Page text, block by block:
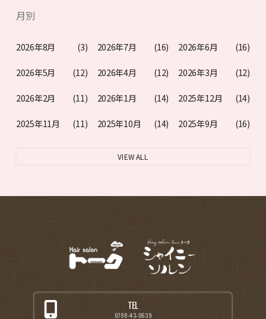
月別
2026年8月 (3) 2026年7月 (16) 2026年6月 (16)
2026年5月 (12) 2026年4月 (12) 2026年3月 (12)
2026年2月 (11) 2026年1月 (14) 2025年12月 (14)
2025年11月 (11) 2025年10月 (14) 2025年9月 (16)
VIEW ALL
TEL
0798-43-0639